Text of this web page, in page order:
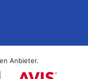
Anbieter.